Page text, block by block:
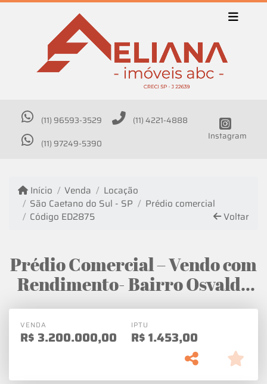
(11) 96593-3529
(11) 4221-4888
(11) 97249-5390
Instagram
Início Venda
Locação
São Caetano do Sul - SP
Prédio comercial
Código ED2875
Voltar
Prédio Comercial – Vendo com
Rendimento- Bairro Osvaldo
Cruz
VENDA
R$ 3.200.000,00
IPTU
R$1.453,00